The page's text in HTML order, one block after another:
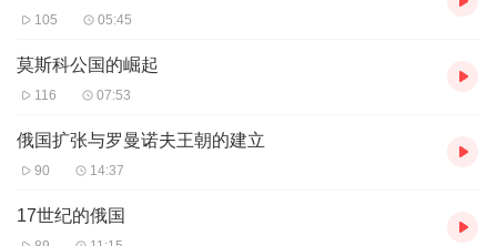
105 05:45
莫斯科公国的崛起
116 07:53
俄国扩张与罗曼诺夫王朝的建立
90 14:37
17世纪的俄国